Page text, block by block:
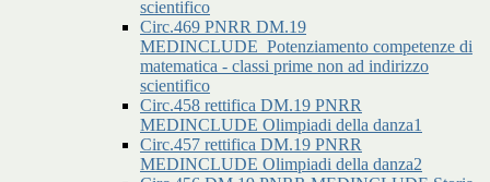
scientifico
Circ.469 PNRR DM.19
MEDINCLUDE_Potenziamento competenze di
matematica - classi prime non ad indirizzo
scientifico
Circ.458 rettifica DM.19 PNRR
MEDINCLUDE Olimpiadi della danza1
Circ.457 rettifica DM.19 PNRR
MEDINCLUDE Olimpiadi della danza2